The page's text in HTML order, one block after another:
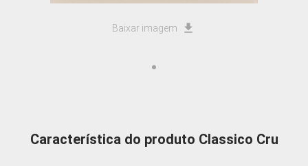
Baixar imagem
Característica do produto Classico Cru